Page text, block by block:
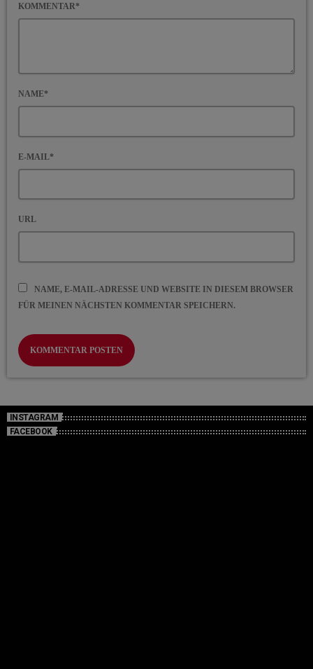
KOMMENTAR*
NAME*
E-MAIL*
URL
NAME, E-MAIL-ADRESSE UND WEBSITE IN DIESEM BROWSER
FÜR MEINEN NÄCHSTEN KOMMENTAR SPEICHERN.
INSTAGRAM
FACEBOOK